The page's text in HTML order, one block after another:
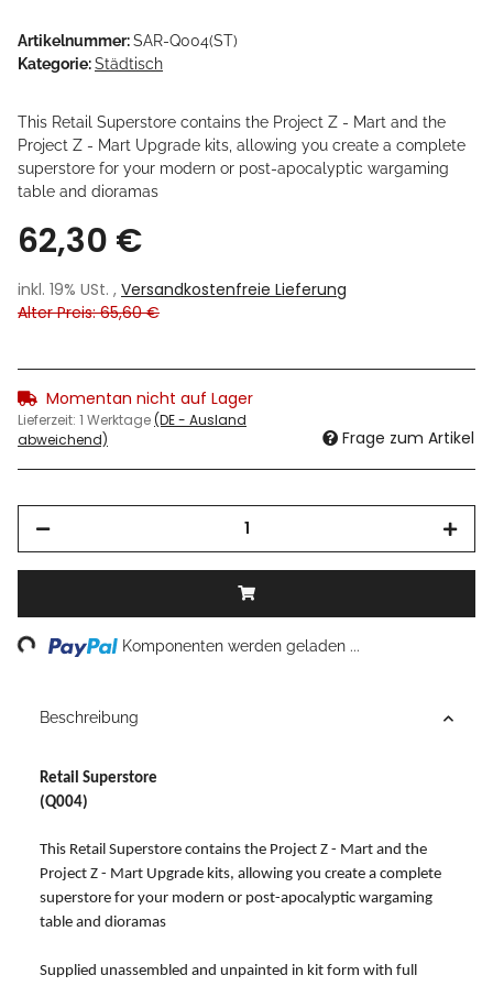
Artikelnummer:SAR-Q004(ST)
Kategorie:Städtisch
This Retail Superstore contains the Project Z - Mart and the
Project Z - Mart Upgrade kits, allowing you create a complete
superstore for your modern or post-apocalyptic wargaming
table and dioramas
62,30 €
inkl. 19% USt. , Versandkostenfreie Lieferung
Alter Preis: 65,60 €
Momentan nicht auf Lager
Lieferzeit: 1 Werktage(DE - Ausland
abweichend)
Frage zum Artikel
Komponenten werden geladen ...
Beschreibung
Retail Superstore
(Q004)
This Retail Superstore contains the Project Z - Mart and the
Project Z - Mart Upgrade kits, allowing you create a complete
superstore for your modern or post-apocalyptic wargaming
table and dioramas
Supplied unassembled and unpainted in kit form with full